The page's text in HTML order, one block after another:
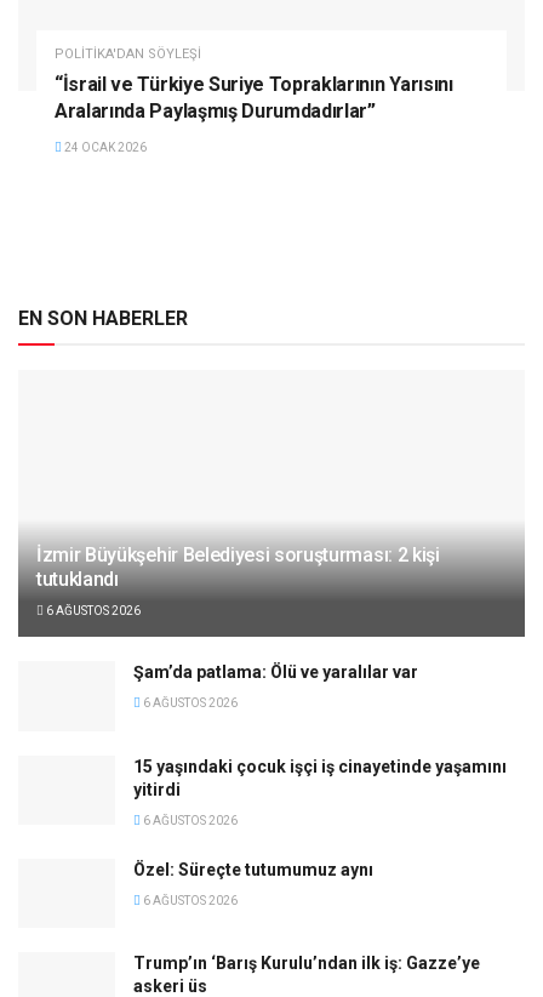
POLITIKA'DAN SÖYLEŞI
“İsrail ve Türkiye Suriye Topraklarının Yarısını
Aralarında Paylaşmış Durumdadırlar”
24 OCAK 2026
EN SON HABERLER
İzmir Büyükşehir Belediyesi soruşturması: 2 kişi
tutuklandı
6 AĞUSTOS 2026
Şam’da patlama: Ölü ve yaralılar var
6 AĞUSTOS 2026
15 yaşındaki çocuk işçi iş cinayetinde yaşamını
yitirdi
6 AĞUSTOS 2026
Özel: Süreçte tutumumuz aynı
6 AĞUSTOS 2026
Trump’ın ‘Barış Kurulu’ndan ilk iş: Gazze’ye
askeri üs